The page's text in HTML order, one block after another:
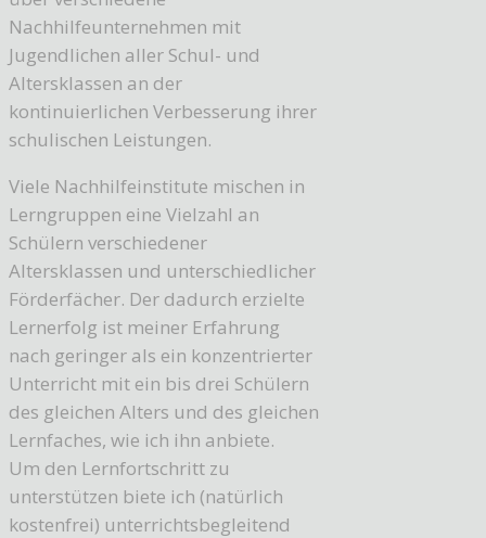
Nachhilfeunternehmen mit
Jugendlichen aller Schul- und
Altersklassen an der
kontinuierlichen Verbesserung ihrer
schulischen Leistungen.
Viele Nachhilfeinstitute mischen in
Lerngruppen eine Vielzahl an
Schülern verschiedener
Altersklassen und unterschiedlicher
Förderfächer. Der dadurch erzielte
Lernerfolg ist meiner Erfahrung
nach geringer als ein konzentrierter
Unterricht mit ein bis drei Schülern
des gleichen Alters und des gleichen
Lernfaches, wie ich ihn anbiete.
Um den Lernfortschritt zu
unterstützen biete ich (natürlich
kostenfrei) unterrichtsbegleitend